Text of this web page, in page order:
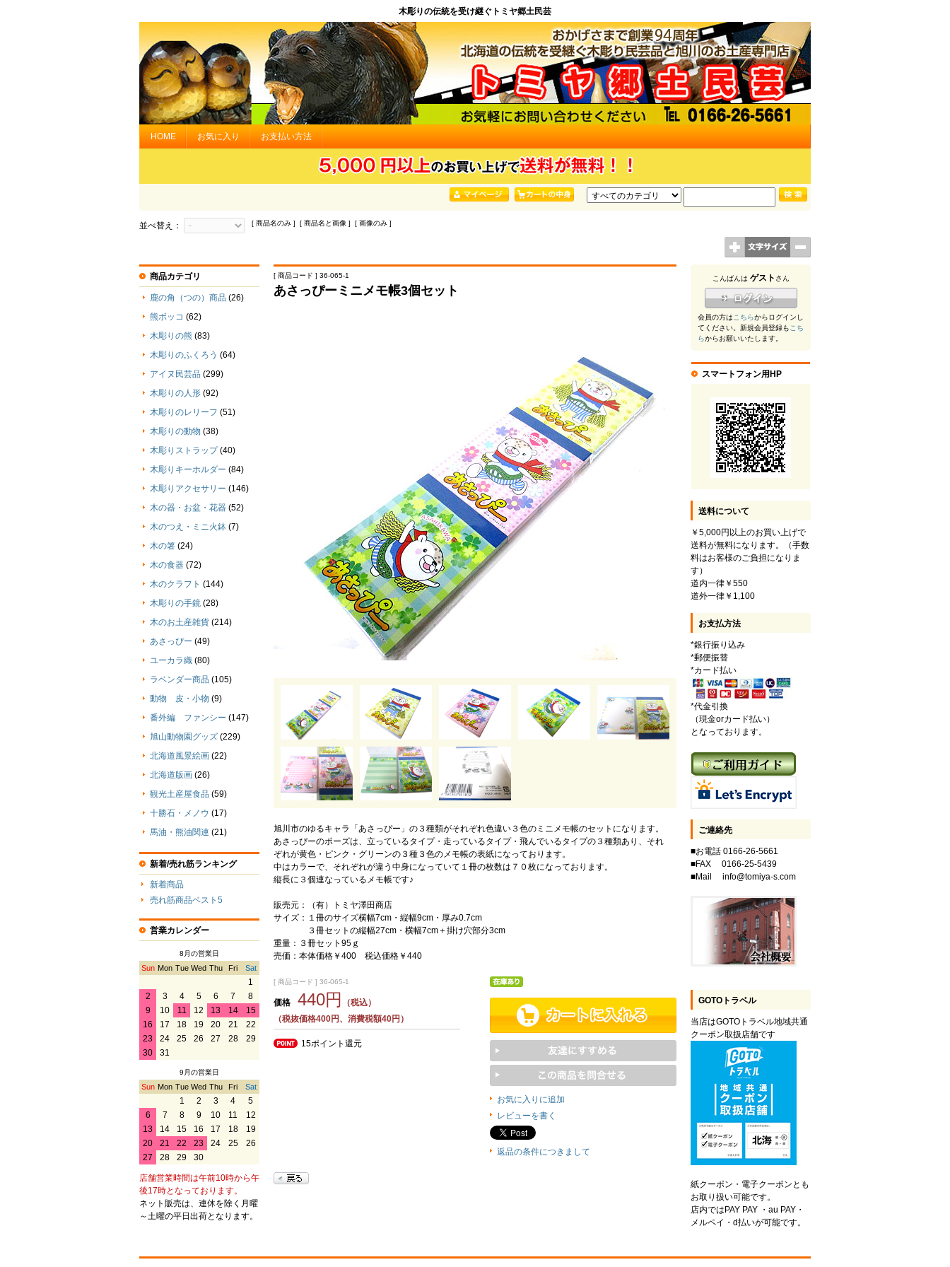
木彫りの伝統を受け継ぐトミヤ郷土民芸
HOME お気に入り お支払い方法
並べ替え： [ 商品名のみ ] [ 商品名と画像 ] [ 画像のみ ]
[ 商品コード ] 36-065-1
あさっぴーミニメモ帳3個セット
旭川市のゆるキャラ「あさっぴー」の３種類がそれぞれ色違い３色のミニメモ帳のセットになります。
あさっぴーのポーズは、立っているタイプ・走っているタイプ・飛んでいるタイプの３種類あり、それ
ぞれが黄色・ピンク・グリーンの３種３色のメモ帳の表紙になっております。
中はカラーで、それぞれが違う中身になっていて１冊の枚数は７０枚になっております。
縦長に３個連なっているメモ帳です♪
販売元：（有）トミヤ澤田商店
サイズ：１冊のサイズ横幅7cm・縦幅9cm・厚み0.7cm
３冊セットの縦幅27cm・横幅7cm＋掛け穴部分3cm
重量：３冊セット95ｇ
売価：本体価格￥400 税込価格￥440
[ 商品コード ] 36-065-1
価格 440円
（税込）
（税抜価格400円、消費税額40円）
15ポイント還元
お気に入りに追加
レビューを書く
返品の条件につきまして
商品カテゴリ
鹿の角（つの）商品 (26)
熊ボッコ (62)
木彫りの熊 (83)
木彫りのふくろう (64)
アイヌ民芸品 (299)
木彫りの人形 (92)
木彫りのレリーフ (51)
木彫りの動物 (38)
木彫りストラップ (40)
木彫りキーホルダー (84)
木彫りアクセサリー (146)
木の器・お盆・花器 (52)
木のつえ・ミニ火鉢 (7)
木の箸 (24)
木の食器 (72)
木のクラフト (144)
木彫りの手鏡 (28)
木のお土産雑貨 (214)
あさっぴー (49)
ユーカラ織 (80)
ラベンダー商品 (105)
動物 皮・小物 (9)
番外編 ファンシー (147)
旭山動物園グッズ (229)
北海道風景絵画 (22)
北海道版画 (26)
観光土産屋食品 (59)
十勝石・メノウ (17)
馬油・熊油関連 (21)
新着/売れ筋ランキング
新着商品
売れ筋商品ベスト5
営業カレンダー
8月の営業日
Sun Mon Tue Wed Thu Fri Sat
1
2
3 4 5 6 7
8
9
10 11 12 13 14
15
16
17 18 19 20 21
22
23
24 25 26 27 28
29
30
31
9月の営業日
Sun Mon Tue Wed Thu Fri Sat
1 2 3 4
5
6
7 8 9 10 11
12
13
14 15 16 17 18
19
20
21 22 23 24 25
26
27
28 29 30
店舗営業時間は午前10時から午
後17時となっております。
ネット販売は、連休を除く月曜
～土曜の平日出荷となります。
こんばんは ゲスト さん
会員の方はこちらからログインし
てください。新規会員登録もこち
らからお願いいたします。
スマートフォン用HP
送料について
￥5,000円以上のお買い上げで
送料が無料になります。（手数
料はお客様のご負担になりま
す）
道内一律￥550
道外一律￥1,100
お支払方法
*銀行振り込み
*郵便振替
*カード払い
*代金引換
（現金orカード払い）
となっております。
ご連絡先
■お電話 0166-26-5661
■FAX 0166-25-5439
■Mail info@tomiya-s.com
GOTOトラベル
当店はGOTOトラベル地域共通
クーポン取扱店舗です
紙クーポン・電子クーポンとも
お取り扱い可能です。
店内ではPAY PAY ・au PAY・
メルペイ・d払いが可能です。